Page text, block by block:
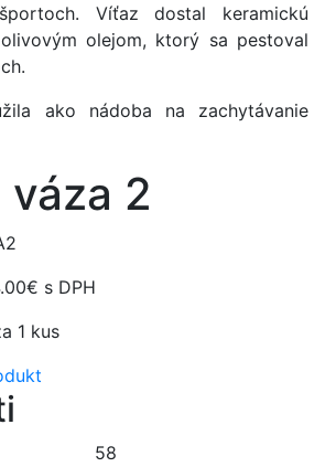
Víťaz dostal keramickú
olejom, ktorý sa pestoval
ako nádoba na zachytávanie
2
s DPH
1 kus
58